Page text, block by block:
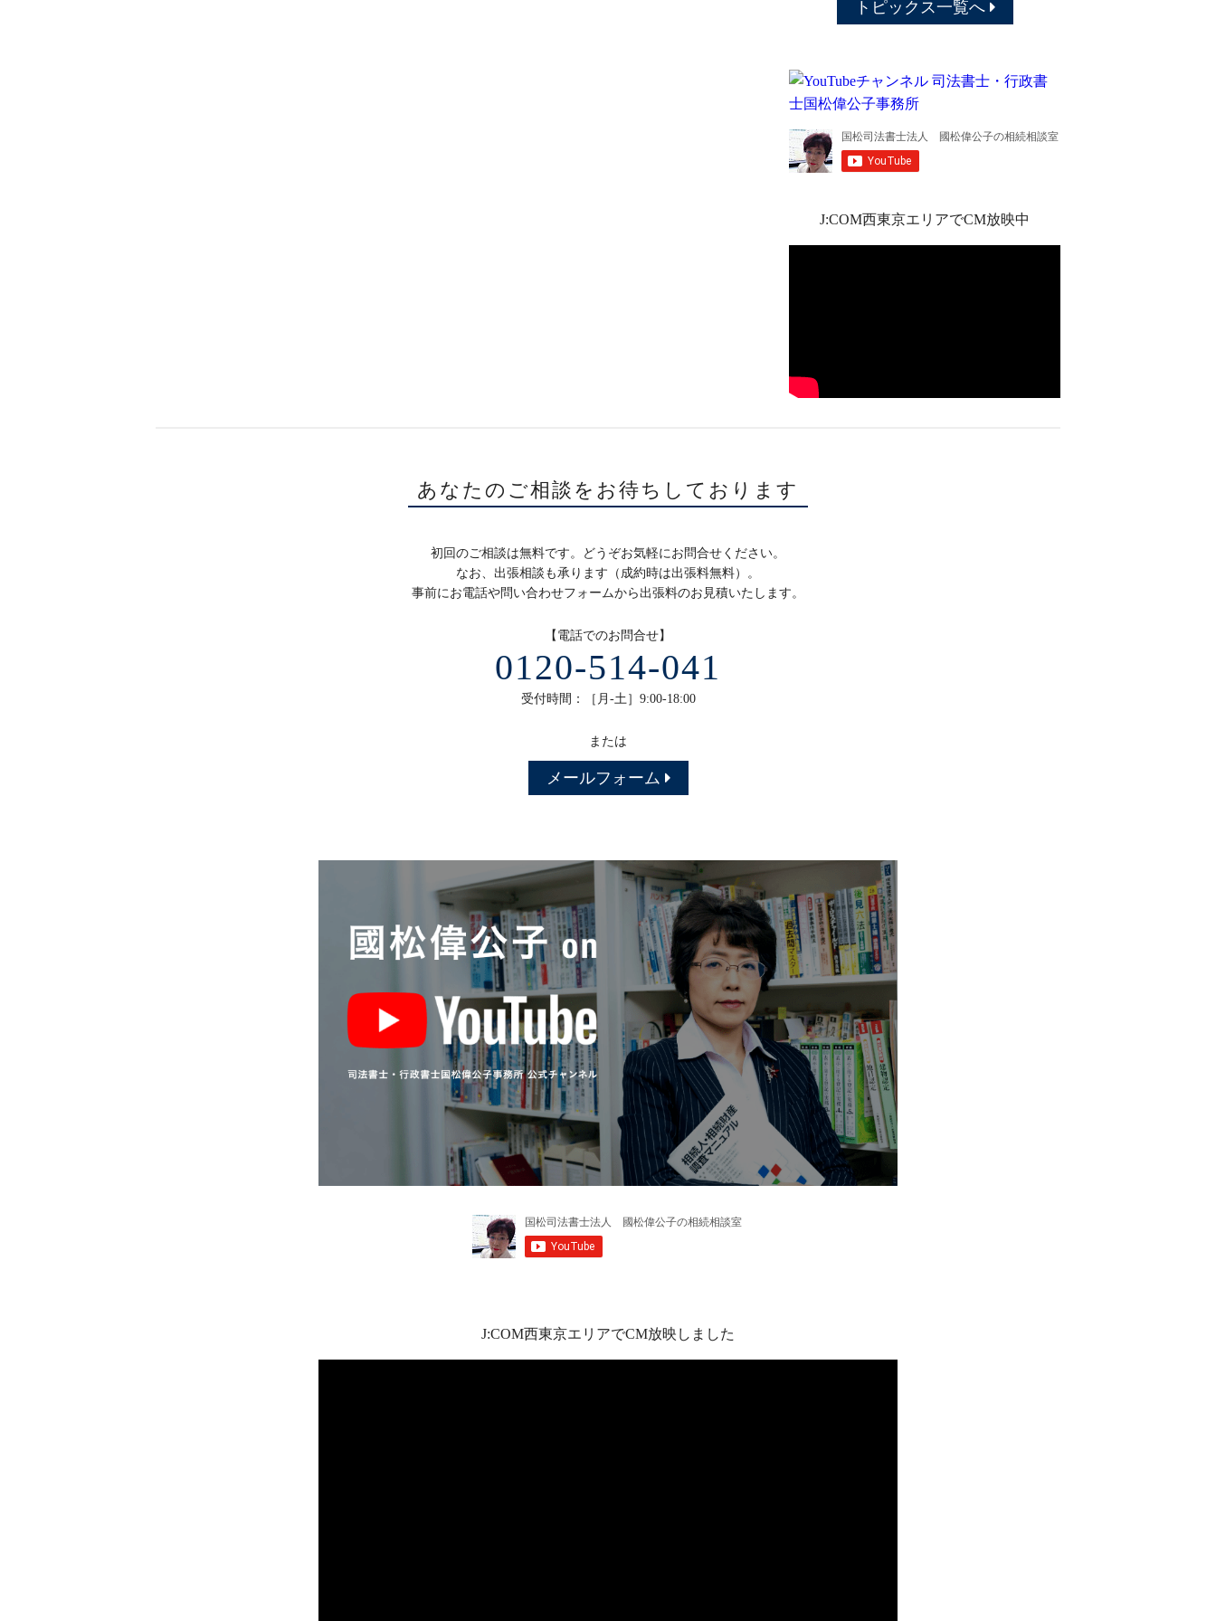
トピックス一覧へ
J:COM西東京エリアでCM放映中
あなたのご相談をお待ちしております
初回のご相談は無料です。どうぞお気軽にお問合せください。
なお、出張相談も承ります（成約時は出張料無料）。
事前にお電話や問い合わせフォームから出張料のお見積いたします。
【電話でのお問合せ】
0120-514-041
受付時間：［月-土］9:00-18:00
または
メールフォーム
J:COM西東京エリアでCM放映しました